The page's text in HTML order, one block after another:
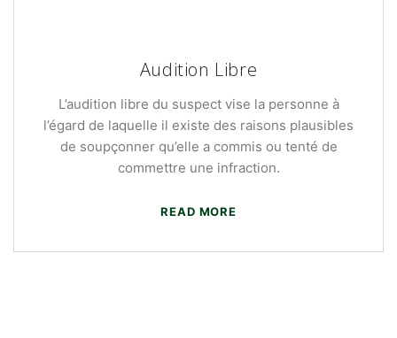
Audition Libre
L’audition libre du suspect vise la personne à
l’égard de laquelle il existe des raisons plausibles
de soupçonner qu’elle a commis ou tenté de
commettre une infraction.
READ MORE